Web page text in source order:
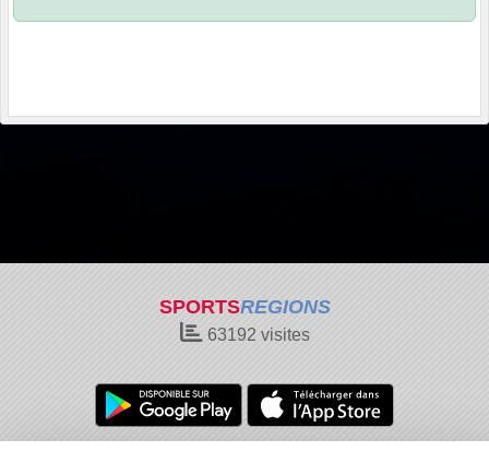
SPORTSREGIONS
63192 visites